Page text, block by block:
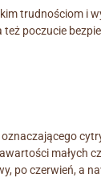
trudnościom i
też poczucie
małych
po czerwień, a